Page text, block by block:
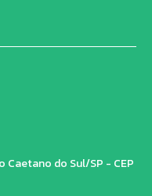
Caetano do Sul/SP - CEP